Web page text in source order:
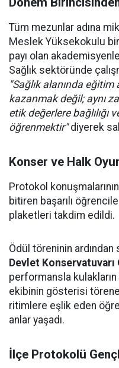
Tüm mezunlar adına
Meslek Yüksekokulu
payı olan
Sağlık sektöründe
"Sağlık alanında
kazanmak değil; aynı
etik değerlere bağlılığı
öğrenmektir"diyerek
Konser ve Halk
Protokol
bitiren başarılı
plaketleri takdim edildi.
Ödül töreninin ardından
Devlet Konservatuvarı
performansla kulakların
ekibinin gösterisi
ritimlere eşlik eden
anlar yaşadı.
İlçe Protokolü